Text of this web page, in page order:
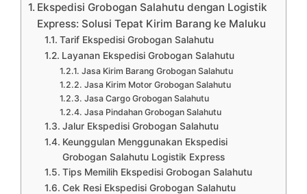
Ekspedisi Grobogan Salahutu dengan Logistik
Express: Solusi Tepat Kirim Barang ke Maluku
Tarif Ekspedisi Grobogan Salahutu
Layanan Ekspedisi Grobogan Salahutu
Jasa Kirim Barang Grobogan Salahutu
Jasa Kirim Motor Grobogan Salahutu
Jasa Cargo Grobogan Salahutu
Jasa Pindahan Grobogan Salahutu
Jalur Ekspedisi Grobogan Salahutu
Keunggulan Menggunakan Ekspedisi
Grobogan Salahutu Logistik Express
Tips Memilih Ekspedisi Grobogan Salahutu
Cek Resi Ekspedisi Grobogan Salahutu